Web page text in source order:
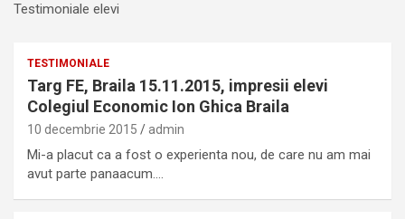
Testimoniale elevi
TESTIMONIALE
Targ FE, Braila 15.11.2015, impresii elevi
Colegiul Economic Ion Ghica Braila
10 decembrie 2015 admin
Mi-a placut ca a fost o experienta nou, de care nu am mai
avut parte panaacum.…